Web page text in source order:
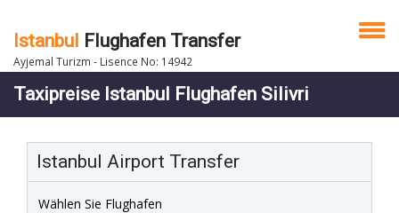
Istanbul Flughafen Transfer
Ayjemal Turizm - Lisence No: 14942
Taxipreise Istanbul Flughafen Silivri
Istanbul Airport Transfer
Wählen Sie Flughafen